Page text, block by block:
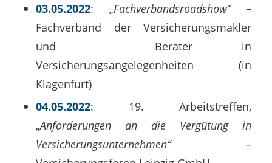
03.05.2022: „Fachverbandsroadshow“ –
Fachverband der Versicherungsmakler
und Berater in
Versicherungsangelegenheiten (in
Klagenfurt)
04.05.2022: 19. Arbeitstreffen,
„Anforderungen an die Vergütung in
Versicherungsunternehmen“ –